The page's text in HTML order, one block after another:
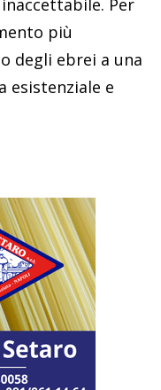
Per
più
degli ebrei a una
esistenziale e